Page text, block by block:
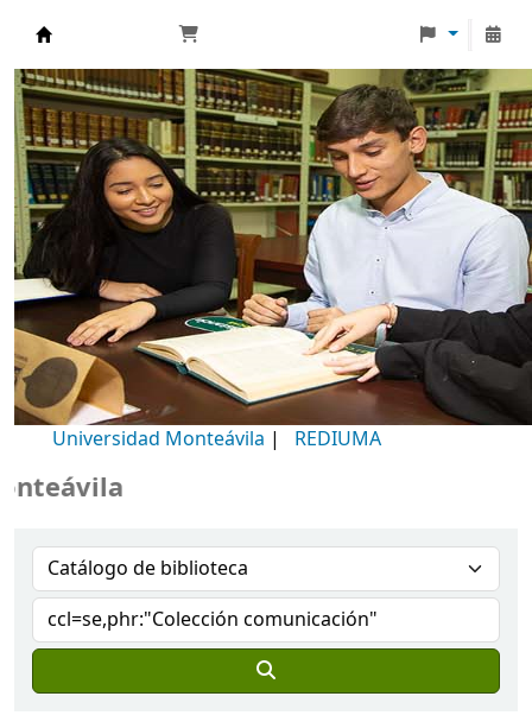
Biblioteca Universidad Monteávila
Universidad Monteávila | REDIUMA